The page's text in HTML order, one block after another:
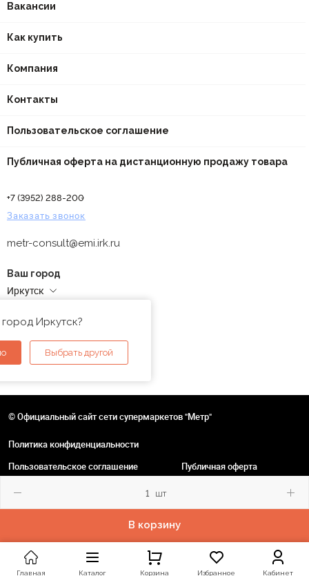
шт
В корзину
Вакансии
Как купить
Компания
Контакты
Пользовательское соглашение
Публичная оферта на дистанционную продажу товара
+7 (3952) 288-200
Заказать звонок
metr-consult@emi.irk.ru
Ваш город
Иркутск
Иркутск?
Выбрать другой
© Официальный сайт сети супермаркетов "Метр"
Политика конфиденциальности
Пользовательское соглашение
Публичная оферта
Главная Каталог Корзина Избранное Кабинет